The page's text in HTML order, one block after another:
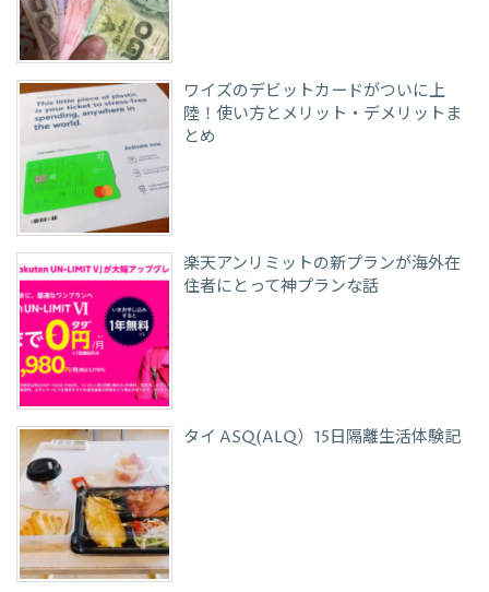
ワイズのデビットカードがついに上
陸！使い方とメリット・デメリットま
とめ
楽天アンリミットの新プランが海外在
住者にとって神プランな話
タイ ASQ(ALQ）15日隔離生活体験記